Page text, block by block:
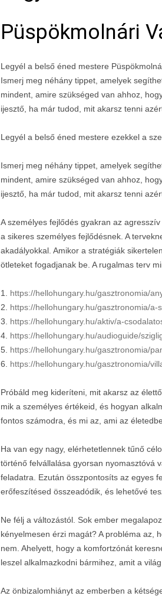
Püspökmolnári
Legyél a belső éned mestere
Ismerj meg néhány tippet, amelyek
mindent, amire szükséged van ahhoz,
ijesztő, ha már tudod, mit akarsz tenni
Legyél a belső éned mestere ezekkel a
Ismerj meg néhány tippet, amelyek
mindent, amire szükséged van ahhoz,
ijesztő, ha már tudod, mit akarsz tenni
A személyes fejlődés gyakran az
a sikeres személyes fejlődésnek. A
akadályokkal. Amikor a stratégiák
ötleteket fogadjanak be. A rugalmas terv
1. https://hellohungary.hu/gasztronomia/
2. https://hellohungary.hu/gasztronomia/a-
3. https://hellohungary.hu/aktiv/a-
4. https://hellohungary.hu/audioguide/
5. https://hellohungary.hu/gasztronomia/
6. https://hellohungary.hu/gasztronomia/
Próbáld meg kideríteni, mit akarsz az
mik a személyes értékeid, és hogyan
fontos számodra, és mi az, ami az
Ha van egy nagy, elérhetetlennek tűnő
történő felvállalása gyorsan nyomasztóvá
feladatra. Ezután összpontosíts az egyes
erőfeszítésed összeadódik, és lehetővé
Ne félj a változástól. Sok ember
kényelmesen érzi magát? A probléma az,
nem. Ahelyett, hogy a komfortzónát
leszel alkalmazkodni bármihez, amit a
Az önbizalomhiányt az emberben a